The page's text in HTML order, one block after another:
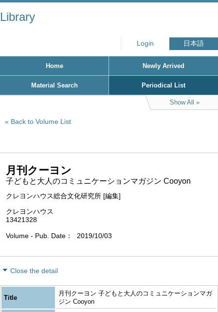
Library
Login 日本語
Home Newly Arrived
Material Search Periodical List
Show All
Back to Volume List
月刊クーヨン
子どもと大人のコミュニケーションマガジン Cooyon
クレヨンハウス総合文化研究所 [編集]
クレヨンハウス
13421328
Volume - Pub. Date 2019/10/03
Close the detail
Title
月刊クーヨン 子どもと大人のコミュニケーションマガ
ジン Cooyon